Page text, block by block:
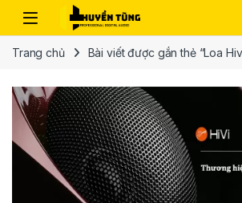
Trang chủ Bài viết được gắn thẻ “Loa